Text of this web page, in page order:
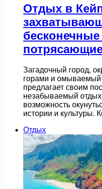
Отдых в
Загадочный город,
горами и
предлагает своим
незабываемый
возможность
истории и культуры.
Отдых